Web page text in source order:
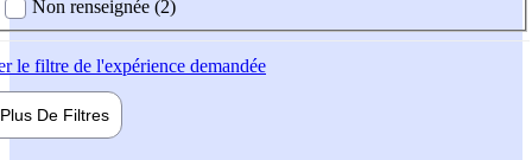
Non renseignée (2)
le filtre de l'expérience demandée
Plus De Filtres